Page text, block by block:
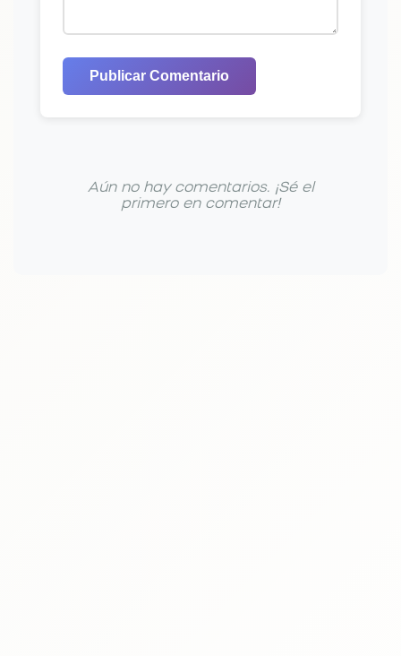
Publicar Comentario
Aún no hay comentarios. ¡Sé el
primero en comentar!